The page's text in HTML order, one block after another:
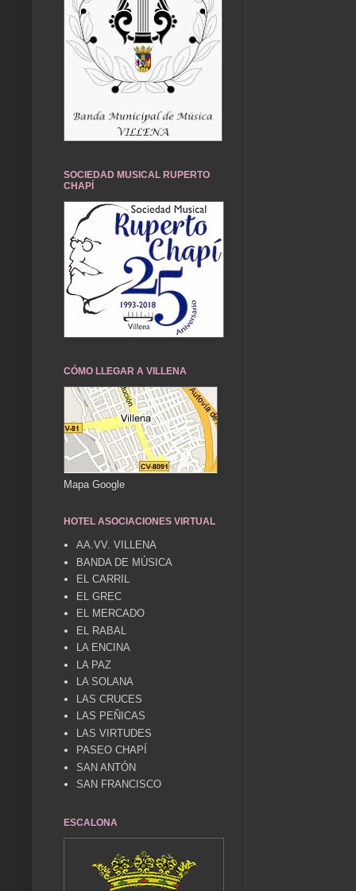
SOCIEDAD MUSICAL RUPERTO
CHAPÍ
CÓMO LLEGAR A VILLENA
Mapa Google
HOTEL ASOCIACIONES VIRTUAL
AA.VV. VILLENA
BANDA DE MÚSICA
EL CARRIL
EL GREC
EL MERCADO
EL RABAL
LA ENCINA
LA PAZ
LA SOLANA
LAS CRUCES
LAS PEÑICAS
LAS VIRTUDES
PASEO CHAPÍ
SAN ANTÓN
SAN FRANCISCO
ESCALONA